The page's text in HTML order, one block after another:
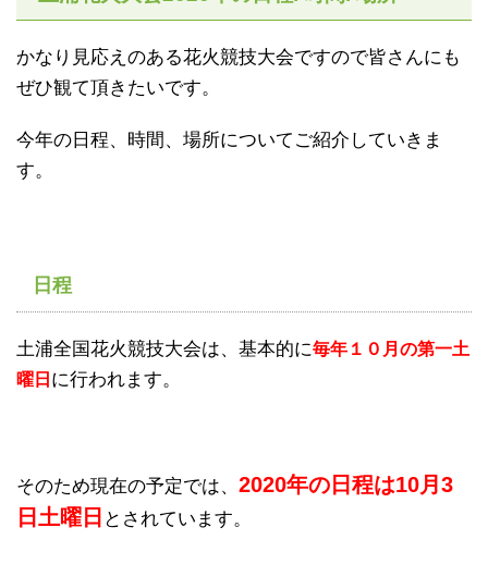
かなり見応えのある花火競技大会ですので皆さんにも
ぜひ観て頂きたいです。
今年の日程、時間、場所についてご紹介していきま
す。
日程
土浦全国花火競技大会は、基本的に毎年１０月の第一土
曜日 に行われます。
そのため現在の予定では、 2020年の日程は10月3
日土曜日 とされています。